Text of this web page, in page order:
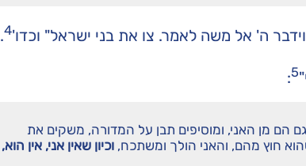
ה' אל משה לאמר. צו את בני ישראל" וכדו'4
.
5
:
הם מן האני, ומוסיפים תבן על המדורה, משקים את
חוץ מהם, והאני הולך ומשתכח, וכיון שאין אני, אין הוא,